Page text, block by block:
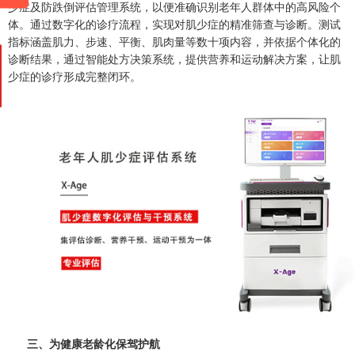
少症及防跌倒评估管理系统，以便准确识别老年人群体中的高风险个
体。通过数字化的诊疗流程，实现对肌少症的精准筛查与诊断。测试
指标涵盖肌力、步速、平衡、肌肉量等数十项内容，并依据个体化的
诊断结果，通过智能处方决策系统，提供营养和运动解决方案，让肌
少症的诊疗形成完整闭环。
三、为健康老龄化保驾护航